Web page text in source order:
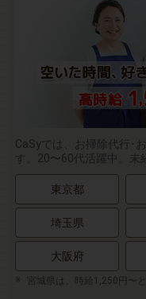
CaSyでは、お掃除代行･
す。20〜60代活躍中。未
東京都
埼玉県
大阪府
宮城県は、時給1,250円〜